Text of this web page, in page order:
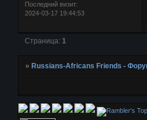
Последний визит:
2024-03-17 19:44:53
Страница: 1
»Russians-Africans Friends -